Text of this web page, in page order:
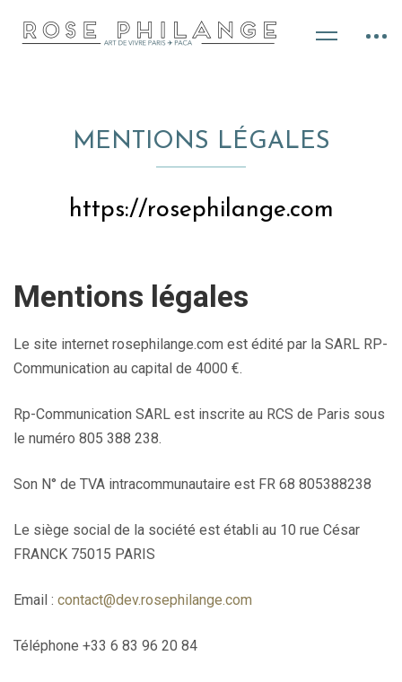
MENTIONS LÉGALES
https://rosephilange.com
Mentions légales
Le site internet rosephilange.com est édité par la SARL RP-
Communication au capital de 4000 €.
Rp-Communication SARL est inscrite au RCS de Paris sous
le numéro 805 388 238.
Son N° de TVA intracommunautaire est FR 68 805388238
Le siège social de la société est établi au 10 rue César
FRANCK 75015 PARIS
Email : contact@dev.rosephilange.com
Téléphone +33 6 83 96 20 84